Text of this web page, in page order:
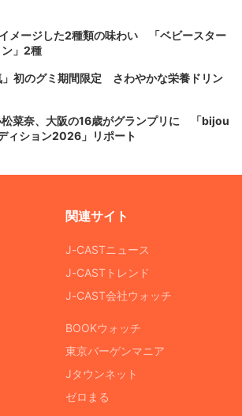
イメージした2種類の味わい 「ベビースター
ン」2種
」初のグミ期間限定 さわやかな栄養ドリン
松菜奈、大阪の16歳がグランプリに 「bijou
ィション2026」リポート
関連サイト
J-CASTニュース
J-CASTトレンド
J-CAST会社ウォッチ
BOOKウォッチ
東京バーゲンマニア
Jタウンネット
ゼロまる